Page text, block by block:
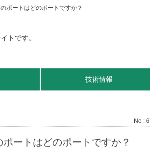
ポートはどのポートですか？
技術情報
No :
ートはどのポートですか？